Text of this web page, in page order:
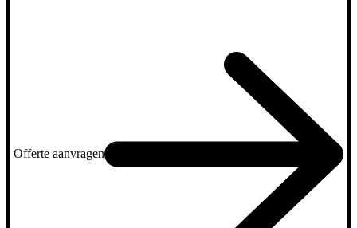
Offerte aanvragen